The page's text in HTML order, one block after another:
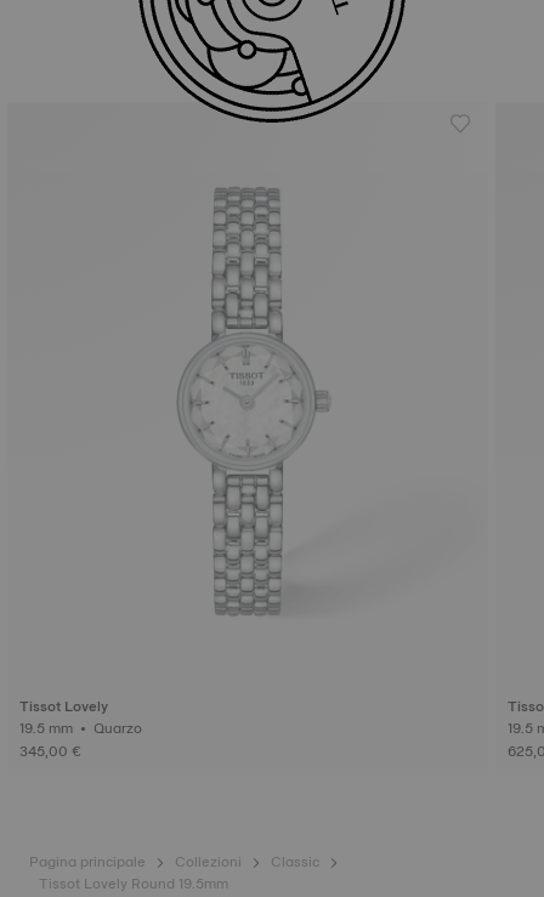
Prodotti simili
Tissot Lovely
19.5 mm • Quarzo
345,00 €
Pagina principale Collezioni
Classic
Tissot Lovely Round 19.5mm